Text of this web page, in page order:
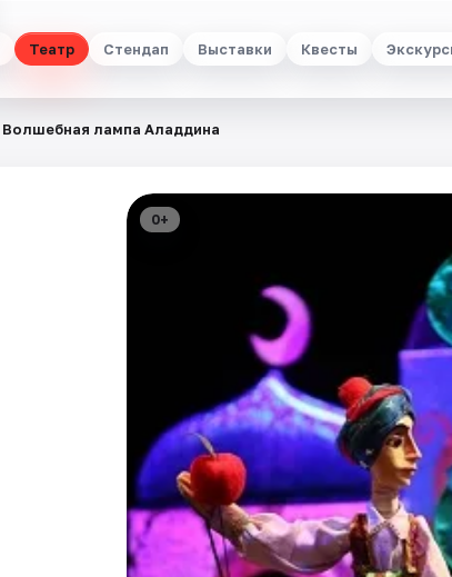
Театр Стендап Выставки Квесты
Волшебная лампа Аладдина
0+